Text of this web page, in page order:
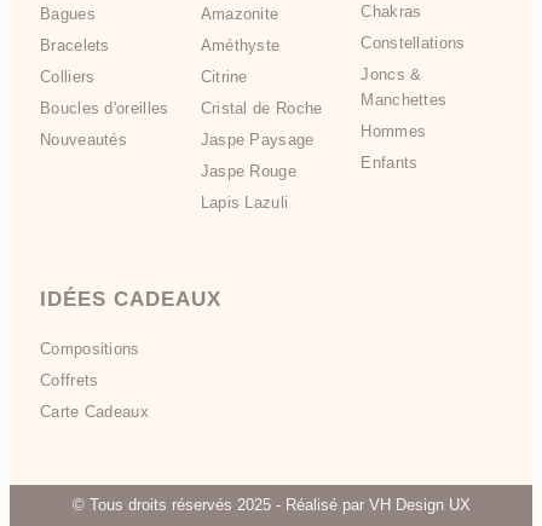
Bagues
Bracelets
Colliers
Boucles d'oreilles
Nouveautés
Amazonite
Améthyste
Citrine
Cristal de Roche
Jaspe Paysage
Jaspe Rouge
Lapis Lazuli
Chakras
Constellations
Joncs &
Manchettes
Hommes
Enfants
IDÉES CADEAUX
Compositions
Coffrets
Carte Cadeaux
© Tous droits réservés 2025 - Réalisé par VH Design UX